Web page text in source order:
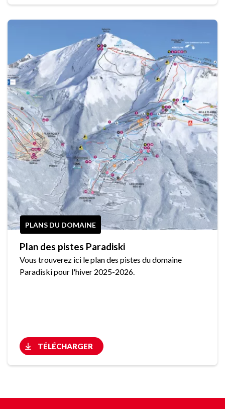
PLANS DU DOMAINE
Plan des pistes Paradiski
Vous trouverez ici le plan des pistes du domaine
Paradiski pour l'hiver 2025-2026.
TÉLÉCHARGER